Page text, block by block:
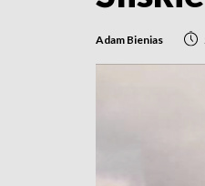
Adam Bienias